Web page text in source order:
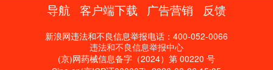
导航 客户端下载 广告营销 反馈
新浪网违法和不良信息举报电话：400-052-0066
违法和不良信息举报中心
(京)网药械信息备字（2024）第 00220 号